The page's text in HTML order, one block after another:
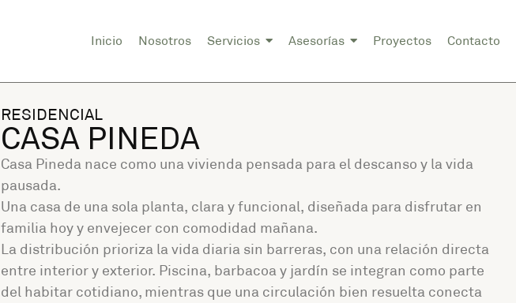
Inicio Nosotros Servicios Asesorías Proyectos Contacto
RESIDENCIAL
CASA PINEDA
Casa Pineda nace como una vivienda pensada para el descanso y la vida
pausada.
Una casa de una sola planta, clara y funcional, diseñada para disfrutar en
familia hoy y envejecer con comodidad mañana.
La distribución prioriza la vida diaria sin barreras, con una relación directa
entre interior y exterior. Piscina, barbacoa y jardín se integran como parte
del habitar cotidiano, mientras que una circulación bien resuelta conecta